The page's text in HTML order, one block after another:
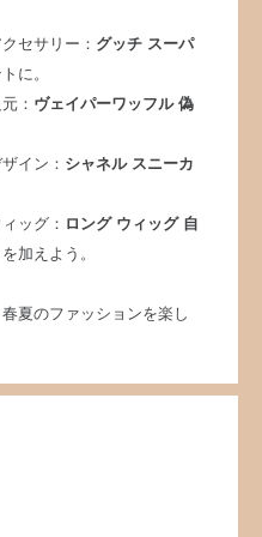
セサリー： グッチ スーパ
に。
： ヴェイパーワッフル 偽
イン： シャネル スニーカ
ッグ： ロング ウィッグ 自
加えよう。
夏のファッションを楽し